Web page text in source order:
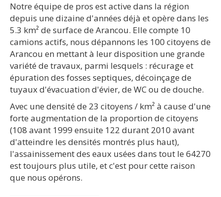
Notre équipe de pros est active dans la région
depuis une dizaine d'années déjà et opère dans les
5.3 km² de surface de Arancou. Elle compte 10
camions actifs, nous dépannons les 100 citoyens de
Arancou en mettant à leur disposition une grande
variété de travaux, parmi lesquels : récurage et
épuration des fosses septiques, décoinçage de
tuyaux d'évacuation d'évier, de WC ou de douche.
Avec une densité de 23 citoyens / km² à cause d'une
forte augmentation de la proportion de citoyens
(108 avant 1999 ensuite 122 durant 2010 avant
d'atteindre les densités montrés plus haut),
l'assainissement des eaux usées dans tout le 64270
est toujours plus utile, et c'est pour cette raison
que nous opérons.